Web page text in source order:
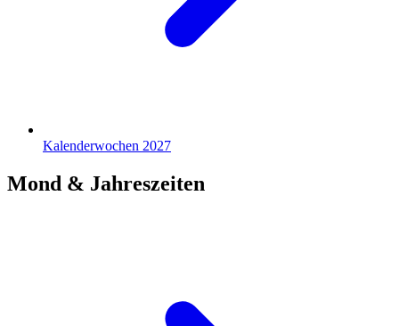
Kalenderwochen 2027
Mond & Jahreszeiten